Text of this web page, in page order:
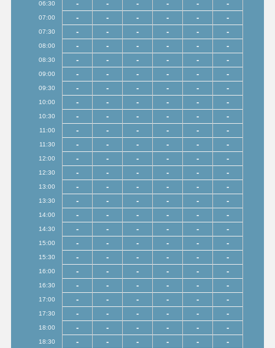
06:30 - - - - - -
07:00 - - - - - -
07:30 - - - - - -
08:00 - - - - - -
08:30 - - - - - -
09:00 - - - - - -
09:30 - - - - - -
10:00 - - - - - -
10:30 - - - - - -
11:00 - - - - - -
11:30 - - - - - -
12:00 - - - - - -
12:30 - - - - - -
13:00 - - - - - -
13:30 - - - - - -
14:00 - - - - - -
14:30 - - - - - -
15:00 - - - - - -
15:30 - - - - - -
16:00 - - - - - -
16:30 - - - - - -
17:00 - - - - - -
17:30 - - - - - -
18:00 - - - - - -
18:30 - - - - - -